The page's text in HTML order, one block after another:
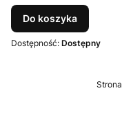
Do koszyka
Dostępność: Dostępny
Strona